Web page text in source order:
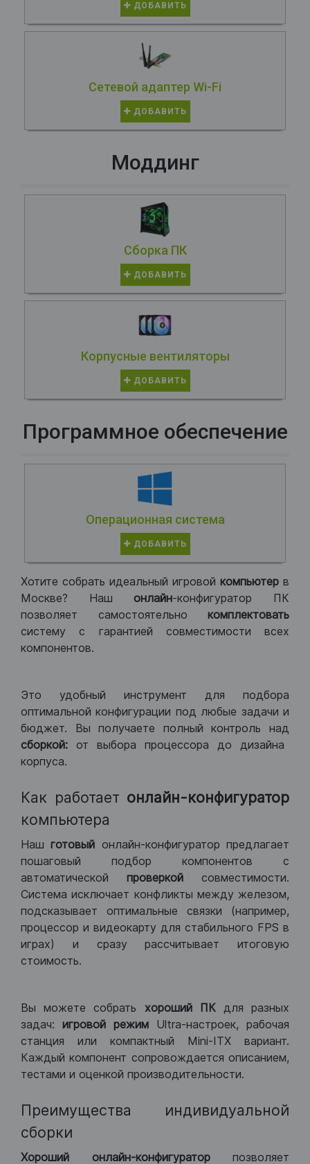
ДОБАВИТЬ
Сетевой адаптер Wi-Fi
ДОБАВИТЬ
Моддинг
Сборка ПК
ДОБАВИТЬ
Корпусные вентиляторы
ДОБАВИТЬ
Программное обеспечение
Операционная система
ДОБАВИТЬ
Хотите собрать идеальный игровой компьютер в
Москве? Нашонлайн-конфигуратор ПК
позволяет самостоятельно комплектовать
систему с гарантией совместимости всех
компонентов.
Это удобный инструмент для подбора
оптимальной конфигурации под любые задачи и
бюджет. Вы получаете полный контроль над
сборкой: от выбора процессора до дизайна
корпуса.
Как работает онлайн-конфигуратор
компьютера
Нашготовый онлайн-конфигуратор предлагает
пошаговый подбор компонентов с
автоматической проверкой совместимости.
Система исключает конфликты между железом,
подсказывает оптимальные связки (например,
процессор и видеокарту для стабильного FPS в
играх) и сразу рассчитывает итоговую
стоимость.
Вы можете собрать хороший ПКдля разных
задач: игровой режим Ultra-настроек, рабочая
станция или компактный Mini-ITX вариант.
Каждый компонент сопровождается описанием,
тестами и оценкой производительности.
Преимущества индивидуальной
сборки
Хороший онлайн-конфигураторпозволяет